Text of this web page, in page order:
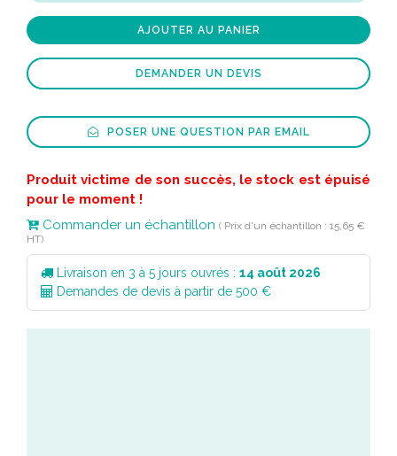
AJOUTER AU PANIER
DEMANDER UN DEVIS
POSER UNE QUESTION PAR EMAIL
Produit victime de son succès, le stock est épuisé
pour le moment !
Commander un échantillon ( Prix d'un échantillon : 15,65 €
HT)
Livraison en 3 à 5 jours ouvrés : 14 août 2026
Demandes de devis à partir de 500 €